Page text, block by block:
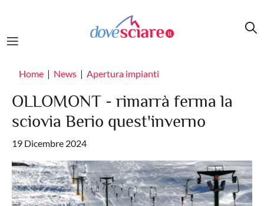
Home News Apertura impianti
OLLOMONT - rimarrà ferma la
sciovia Berio quest'inverno
19 Dicembre 2024